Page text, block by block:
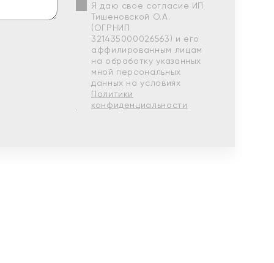
Я даю свое согласие ИП
Тишеновской О.А.
(ОГРНИП
321435000026563) и его
аффилированным лицам
на обработку указанных
мной персональных
данных на условиях
Политики
конфиденциальности